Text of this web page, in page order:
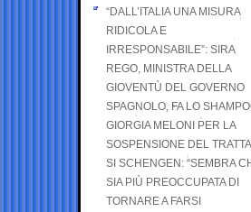
“DALL’ITALIA UNA MISURA
RIDICOLA E
IRRESPONSABILE”: SIRA
REGO, MINISTRA DELLA
GIOVENTÙ DEL GOVERNO
SPAGNOLO, FA LO
GIORGIA MELONI PER LA
SOSPENSIONE DEL
SI SCHENGEN: “SEMBRA
SIA PIÙ PREOCCUPATA DI
TORNARE A FARSI